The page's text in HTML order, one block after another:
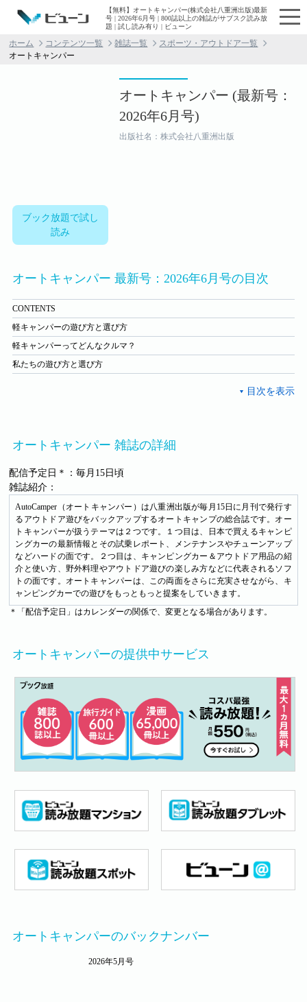
【無料】オートキャンパー(株式会社八重洲出版)最新
号 | 2026年6月号 | 800誌以上の雑誌がサブスク読み放
題 | 試し読み有り | ビューン
ホーム コンテンツ一覧 雑誌一覧
スポーツ・アウトドア一覧
オートキャンパー
ブック放題で試し
読み
オートキャンパー (最新号：
2026年6月号)
出版社名：株式会社八重洲出版
オートキャンパー 最新号：2026年6月号の目次
CONTENTS
軽キャンパーの遊び方と選び方
軽キャンパーってどんなクルマ？
私たちの遊び方と選び方
オートキャンパー 雑誌の詳細
配信予定日＊：毎月15日頃
雑誌紹介：
AutoCamper（オートキャンパー）は八重洲出版が毎月15日に月刊で発行す
るアウトドア遊びをバックアップするオートキャンプの総合誌です。オー
トキャンパーが扱うテーマは２つです。１つ目は、日本で買えるキャンピ
ングカーの最新情報とその試乗レポート、メンテナンスやチューンアップ
などハードの面です。２つ目は、キャンピングカー＆アウトドア用品の紹
介と使い方、野外料理やアウトドア遊びの楽しみ方などに代表されるソフ
トの面です。オートキャンパーは、この両面をさらに充実させながら、キ
ャンピングカーでの遊びをもっともっと提案をしていきます。
＊「配信予定日」はカレンダーの関係で、変更となる場合があります。
オートキャンパーの提供中サービス
オートキャンパーのバックナンバー
2026年5月号